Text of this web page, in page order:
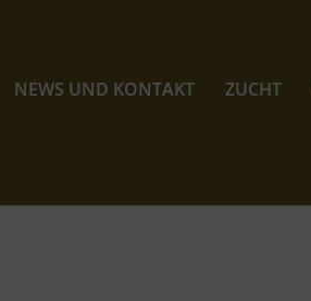
NEWS UND KONTAKT ZUCHT